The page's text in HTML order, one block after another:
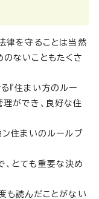
律を守ることは当然
のないこともたくさ
『住まい方のルー
理ができ、良好な住
ン住まいのルールブ
、とても重要な決め
も読んだことがない